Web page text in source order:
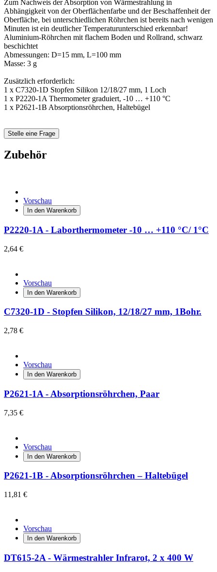
Zum Nachweis der Absorption von Wärmestrahlung in
Abhängigkeit von der Oberflächenfarbe und der Beschaffenheit der
Oberfläche, bei unterschiedlichen Röhrchen ist bereits nach wenigen
Minuten ist ein deutlicher Temperaturunterschied erkennbar!
Aluminium-Röhrchen mit flachem Boden und Rollrand, schwarz
beschichtet
Abmessungen: D=15 mm, L=100 mm
Masse: 3 g
Zusätzlich erforderlich:
1 x C7320-1D Stopfen Silikon 12/18/27 mm, 1 Loch
1 x P2220-1A Thermometer graduiert, -10 … +110 °C
1 x P2621-1B Absorptionsröhrchen, Haltebügel
Stelle eine Frage
Zubehör
Vorschau
In den Warenkorb
P2220-1A - Laborthermometer -10 … +110 °C/ 1°C
2,64 €
Vorschau
In den Warenkorb
C7320-1D - Stopfen Silikon, 12/18/27 mm, 1Bohr.
2,78 €
Vorschau
In den Warenkorb
P2621-1A - Absorptionsröhrchen, Paar
7,35 €
Vorschau
In den Warenkorb
P2621-1B - Absorptionsröhrchen – Haltebügel
11,81 €
Vorschau
In den Warenkorb
DT615-2A - Wärmestrahler Infrarot, 2 x 400 W